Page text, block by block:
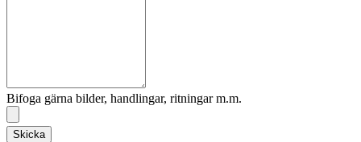
Bifoga gärna bilder, handlingar, ritningar m.m.
Skicka